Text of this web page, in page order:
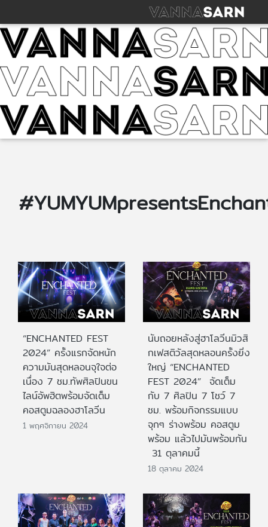
“ENCHANTED FEST
2024” ครั้งแรกจัดหนัก
ความมันสุดหลอนจุใจต่อ
เนื่อง 7 ชม.ทัพศิลปินขน
ไลน์อัพฮิตพร้อมจัดเต็ม
คอสตูมฉลองฮาโลวีน
1 พฤศจิกายน 2024
นับถอยหลังสู่ฮาโลวีนมิวสิ
กเฟสติวัลสุดหลอนครั้งยิ่ง
ใหญ่ “ENCHANTED
FEST 2024” จัดเต็ม
กับ 7 ศิลปิน 7 โชว์ 7
ชม. พร้อมกิจกรรมแบบ
จุกๆ ร่างพร้อม คอสตูม
พร้อม แล้วไปมันพร้อมกัน
31 ตุลาคมนี้
18 ตุลาคม 2024